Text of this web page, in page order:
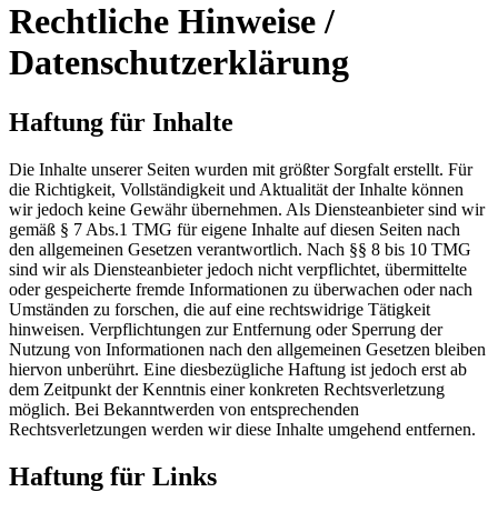
Rechtliche Hinweise /
Datenschutzerklärung
Haftung für Inhalte
Die Inhalte unserer Seiten wurden mit größter Sorgfalt erstellt. Für
die Richtigkeit, Vollständigkeit und Aktualität der Inhalte können
wir jedoch keine Gewähr übernehmen. Als Diensteanbieter sind wir
gemäß § 7 Abs.1 TMG für eigene Inhalte auf diesen Seiten nach
den allgemeinen Gesetzen verantwortlich. Nach §§ 8 bis 10 TMG
sind wir als Diensteanbieter jedoch nicht verpflichtet, übermittelte
oder gespeicherte fremde Informationen zu überwachen oder nach
Umständen zu forschen, die auf eine rechtswidrige Tätigkeit
hinweisen. Verpflichtungen zur Entfernung oder Sperrung der
Nutzung von Informationen nach den allgemeinen Gesetzen bleiben
hiervon unberührt. Eine diesbezügliche Haftung ist jedoch erst ab
dem Zeitpunkt der Kenntnis einer konkreten Rechtsverletzung
möglich. Bei Bekanntwerden von entsprechenden
Rechtsverletzungen werden wir diese Inhalte umgehend entfernen.
Haftung für Links